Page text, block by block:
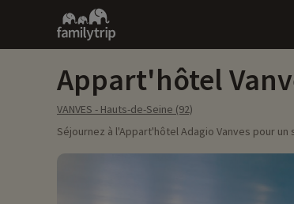
Family
trip
Appart'hôtel
VANVES - Hauts-de-Seine (92)
Séjournez à l'Appart'hôtel Adagio Vanves pour un